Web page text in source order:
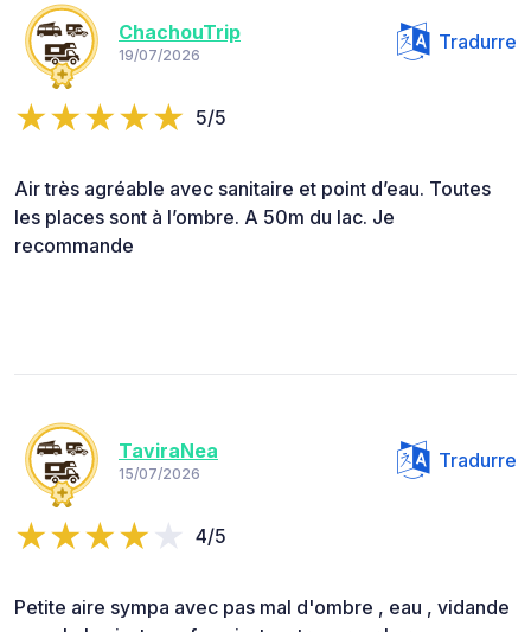
ChachouTrip
19/07/2026
Tradurre
5/5
Air très agréable avec sanitaire et point d’eau. Toutes
les places sont à l’ombre. A 50m du lac. Je
recommande
TaviraNea
15/07/2026
Tradurre
4/5
Petite aire sympa avec pas mal d'ombre , eau , vidande